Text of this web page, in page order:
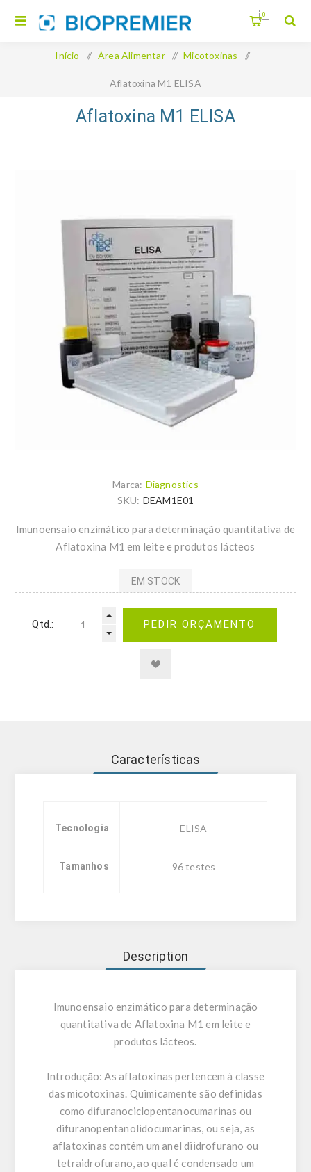
0
Início / Área Alimentar / Micotoxinas /
Aflatoxina M1 ELISA
Aflatoxina M1 ELISA
Marca: Diagnostics
SKU: DEAM1E01
Imunoensaio enzimático para determinação quantitativa de
Aflatoxina M1 em leite e produtos lácteos
EM STOCK
Qtd.: PEDIR ORÇAMENTO
Características
Tecnologia ELISA
Tamanhos 96 testes
Description
Imunoensaio enzimático para determinação
quantitativa de Aflatoxina M1 em leite e
produtos lácteos.
Introdução: As aflatoxinas pertencem à classe
das micotoxinas. Quimicamente são definidas
como difuranociclopentanocumarinas ou
difuranopentanolidocumarinas, ou seja, as
aflatoxinas contêm um anel diidrofurano ou
tetraidrofurano, ao qual é condensado um